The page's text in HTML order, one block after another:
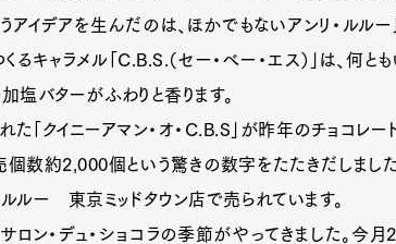
アイデアを生んだのは、ほかでもないアンリ・ルル
るキャラメル「C.B.S.（セー・べー・エス）」は、何
塩バターがふわりと香ります。
「クイニーアマン・オ・C.B.S」が昨年のチョコレー
個数約2,000個という驚きの数字をたたきだしまし
ルー 東京ミッドタウン店で売られています。
ロン・デュ・ショコラの季節がやってきました。今